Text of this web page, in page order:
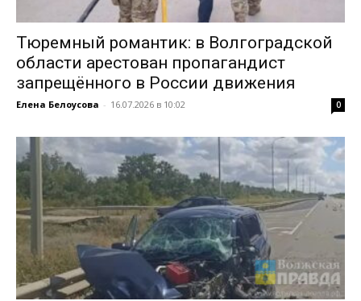
Тюремный романтик: в Волгоградской
области арестован пропагандист
запрещённого в России движения
Елена Белоусова - 16.07.2026 в 10:02 0